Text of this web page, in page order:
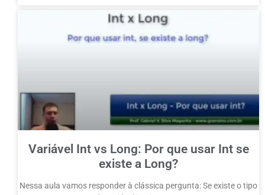
Variável Int vs Long: Por que usar Int se
existe a Long?
Nessa aula vamos responder à clássica pergunta: Se existe o tipo